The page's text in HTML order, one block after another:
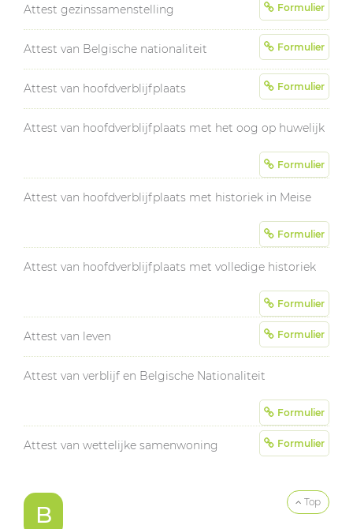
Attest gezinssamenstelling Formulier
Attest van Belgische nationaliteit Formulier
Attest van hoofdverblijfplaats Formulier
Attest van hoofdverblijfplaats met het oog op huwelijk
Formulier
Attest van hoofdverblijfplaats met historiek in Meise
Formulier
Attest van hoofdverblijfplaats met volledige historiek
Formulier
Attest van leven Formulier
Attest van verblijf en Belgische Nationaliteit
Formulier
Attest van wettelijke samenwoning Formulier
B Top